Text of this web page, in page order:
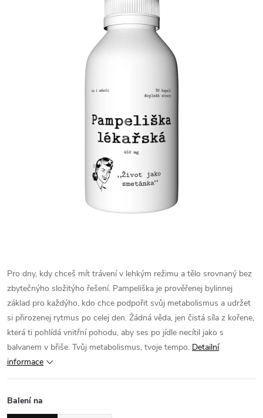
Pro dny, kdy chceš mít trávení v lehkým režimu a tělo srovnaný bez
zbytečnýho složitýho řešení. Pampeliška je prověřenej bylinnej
základ pro každýho, kdo chce podpořit svůj metabolismus a udržet
si přirozenej rytmus po celej den. Žádná věda, jen čistá síla z kořene,
která ti pohlídá vnitřní pohodu, aby ses po jídle necítil jako s
balvanem v břiše. Tvůj metabolismus, tvoje tempo. Detailní
informace
Balení na